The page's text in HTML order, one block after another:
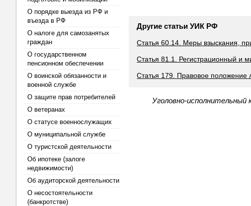
О порядке выезда из РФ и
въезда в РФ
О налоге для самозанятых
граждан
О государственном
пенсионном обеспечении
О воинской обязанности и
военной службе
О защите прав потребителей
О ветеранах
О статусе военнослужащих
О муниципальной службе
О туристской деятельности
Об ипотеке (залоге
недвижимости)
Об аудиторской деятельности
О несостоятельности
(банкротстве)
Другие статьи УИК РФ
Статья 60.14. Меры взыскания,
Статья 81.1. Регистрационный и
Статья 179. Правовое положение
Уголовно-исполнительный